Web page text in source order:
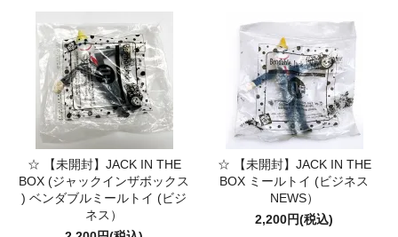
☆ 【未開封】JACK IN THE
BOX (ジャックインザボックス
) ベンダブルミールトイ (ビジ
ネス）
☆ 【未開封】JACK IN THE
BOX ミールトイ (ビジネス
NEWS）
2,200円(税込)